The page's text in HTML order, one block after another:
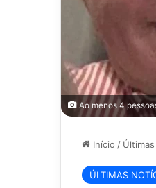
Ao menos 4
Início /
ÚLTIMAS